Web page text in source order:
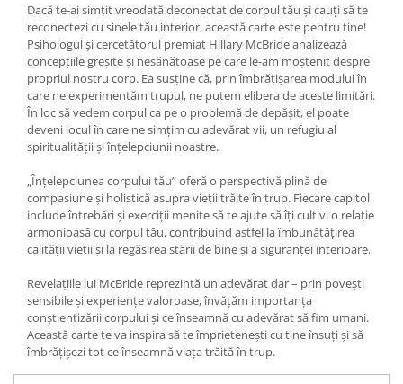
Dacă te-ai simțit vreodată deconectat de corpul tău și cauți să te
reconectezi cu sinele tău interior, această carte este pentru tine!
Psihologul și cercetătorul premiat Hillary McBride analizează
concepțiile greșite și nesănătoase pe care le-am moștenit despre
propriul nostru corp. Ea susține că, prin îmbrățișarea modului în
care ne experimentăm trupul, ne putem elibera de aceste limitări.
În loc să vedem corpul ca pe o problemă de depășit, el poate
deveni locul în care ne simțim cu adevărat vii, un refugiu al
spiritualității și înțelepciunii noastre.
„Înțelepciunea corpului tău” oferă o perspectivă plină de
compasiune și holistică asupra vieții trăite în trup. Fiecare capitol
include întrebări și exerciții menite să te ajute să îți cultivi o relație
armonioasă cu corpul tău, contribuind astfel la îmbunătățirea
calității vieții și la regăsirea stării de bine și a siguranței interioare.
Revelațiile lui McBride reprezintă un adevărat dar – prin povești
sensibile și experiențe valoroase, învățăm importanța
conștientizării corpului și ce înseamnă cu adevărat să fim umani.
Această carte te va inspira să te împrietenești cu tine însuți și să
îmbrățișezi tot ce înseamnă viața trăită în trup.